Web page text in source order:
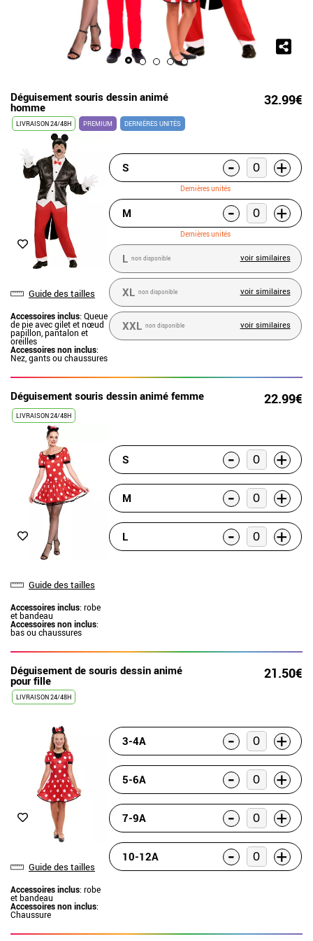
Déguisement souris dessin animé
homme 32.99€
LIVRAISON 24/48H PREMIUM DERNIÈRES UNITÉS
Guide des tailles
Accessoires inclus: Queue
de pie avec gilet et nœud
papillon, pantalon et
oreilles
Accessoires non inclus:
Nez, gants ou chaussures
S - +
Dernières unités
M - +
Dernières unités
L non disponible voir similaires
XL non disponible voir similaires
XXL non disponible voir similaires
Déguisement souris dessin animé femme 22.99€
LIVRAISON 24/48H
Guide des tailles
Accessoires inclus: robe
et bandeau
Accessoires non inclus:
bas ou chaussures
S - +
M - +
L - +
Déguisement de souris dessin animé
pour fille 21.50€
LIVRAISON 24/48H
Guide des tailles
Accessoires inclus: robe
et bandeau
Accessoires non inclus:
Chaussure
3-4A - +
5-6A - +
7-9A - +
10-12A - +